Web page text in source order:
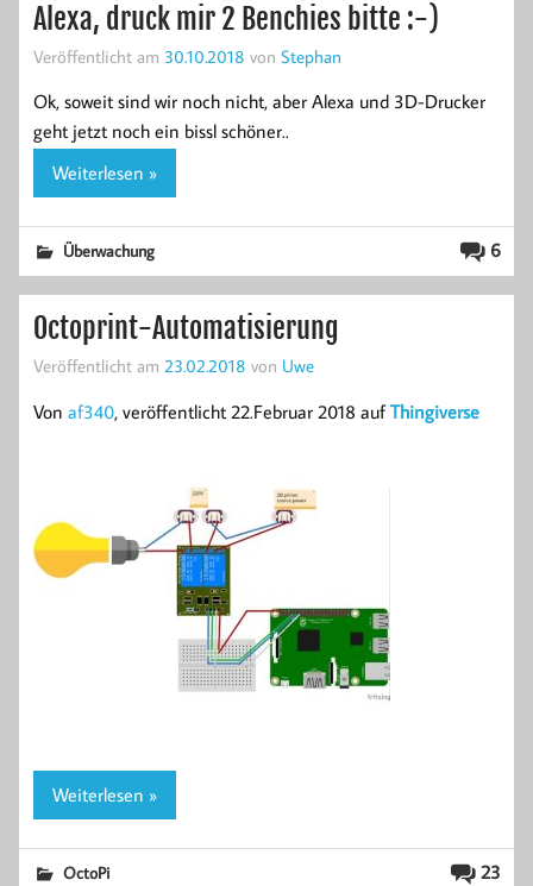
Alexa, druck mir 2 Benchies bitte :-)
Veröffentlicht am 30.10.2018 von Stephan
Ok, soweit sind wir noch nicht, aber Alexa und 3D-Drucker
geht jetzt noch ein bissl schöner..
Weiterlesen »
6
Überwachung
Octoprint-Automatisierung
Veröffentlicht am 23.02.2018 von Uwe
Von af340, veröffentlicht 22.Februar 2018 aufThingiverse
Weiterlesen »
23
OctoPi